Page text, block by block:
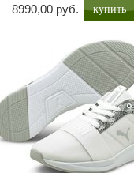
8990,00 руб. купить